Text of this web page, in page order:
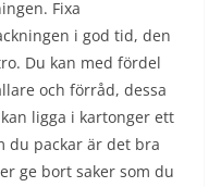
Fixa
i god tid, den
Du kan med fördel
och förråd, dessa
ligga i kartonger ett
du packar är det bra
ge bort saker som du